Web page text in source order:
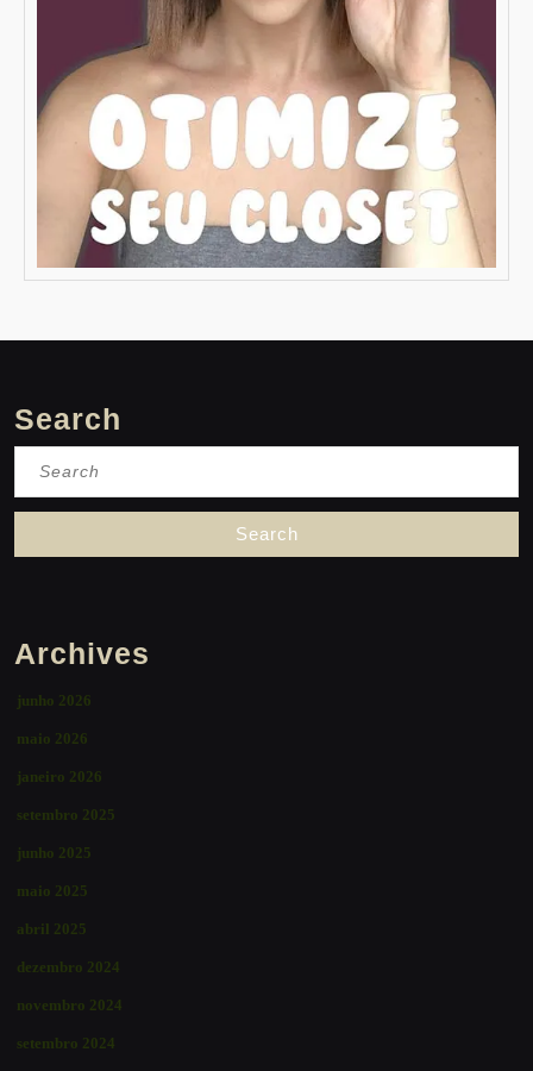
Search
Archives
junho 2026
maio 2026
janeiro 2026
setembro 2025
junho 2025
maio 2025
abril 2025
dezembro 2024
novembro 2024
setembro 2024